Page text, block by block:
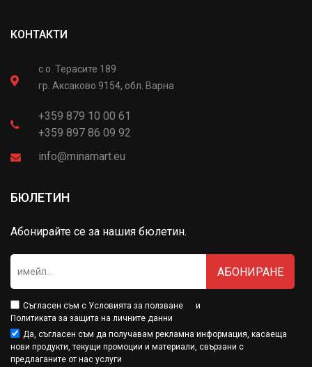
КОНТАКТИ
с.о. Терасите 189
гр. Аксаково 9154, обл. Варна
+359 879 10 00 61
+359 897 86 09 92
info@minamart.eu
БЮЛЕТИН
Абонирайте се за нашия бюлетин.
АБОНИРАНЕ
Съгласен съм с Условията за ползване
и
Политиката за защита на личните данни
Да, съгласен съм да получавам рекламна информация, касаеща
нови продукти, текущи промоции и материали, свързани с
предлаганите от нас услуги